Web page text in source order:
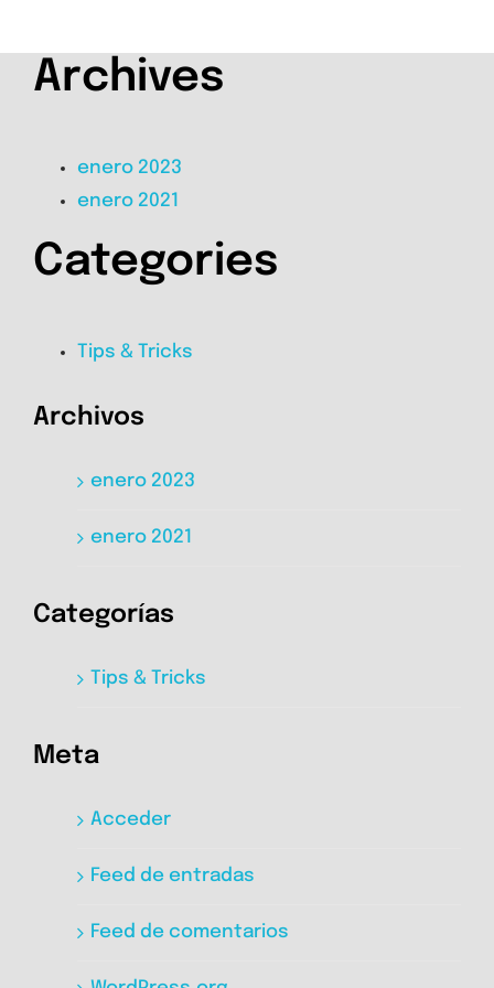
Archives
enero 2023
enero 2021
Categories
Tips & Tricks
Archivos
enero 2023
enero 2021
Categorías
Tips & Tricks
Meta
Acceder
Feed de entradas
Feed de comentarios